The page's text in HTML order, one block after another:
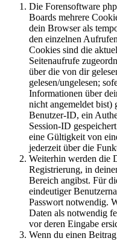
Die Forensoftware
Boards mehrere
dein Browser als
den einzelnen
Cookies sind die
Seitenaufrufe
über die von dir
gelesen/ungelesen;
Informationen über
nicht angemeldet bist)
Benutzer-ID, ein
Session-ID
eine Gültigkeit von
jederzeit über die
Weiterhin werden die
Registrierung, in
Bereich angibst. Für
eindeutiger
Passwort notwendig.
Daten als notwendig
vor deren Eingabe
Wenn du einen